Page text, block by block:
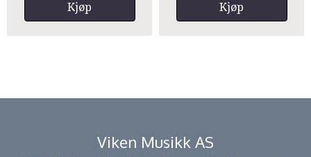
Kjøp Kjøp
Viken Musikk AS